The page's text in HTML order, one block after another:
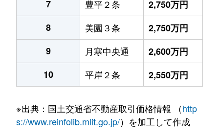
7 豊平２条
2,750万円
8
美園３条
2,750万円
9
月寒中央通
2,600万円
10
平岸２条 2,550万円
※出典：国土交通省不動産取引価格情報 （http
s://www.reinfolib.mlit.go.jp/）を加工して作成